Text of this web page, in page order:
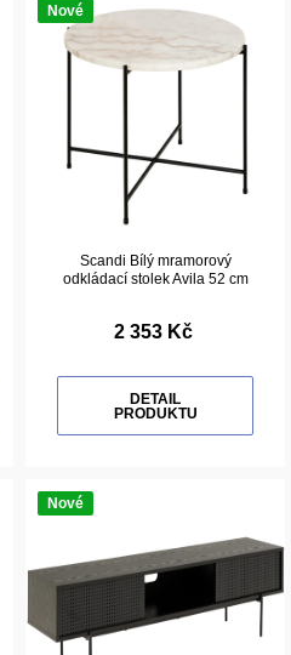
Nové
Scandi Bílý mramorový
odkládací stolek Avila 52 cm
2 353 Kč
DETAIL
PRODUKTU
Nové